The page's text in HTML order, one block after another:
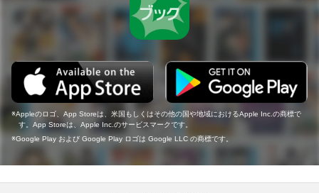
Appleのロゴ、App Storeは、米国もしくはその他の国や地域におけるApple Inc.の商標で
す。App Storeは、Apple Inc.のサービスマークです。
Google Play および Google Play ロゴは Google LLC の商標です。